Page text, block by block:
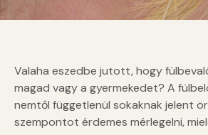
Valaha eszedbe jutott, hogy
magad vagy a gyermekedet? A
nemtől függetlenül sokaknak jelent
szempontot érdemes mérlegelni,